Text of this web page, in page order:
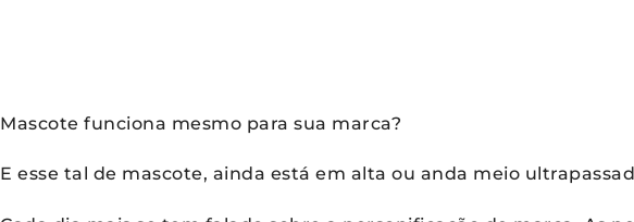
Mascote funciona mesmo para sua marca?
E esse tal de mascote, ainda está em alta ou anda meio